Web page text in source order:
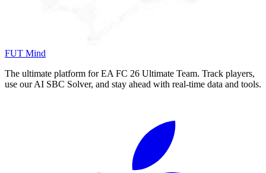
FUT Mind
The ultimate platform for EA FC 26 Ultimate Team. Track players,
use our AI SBC Solver, and stay ahead with real-time data and tools.